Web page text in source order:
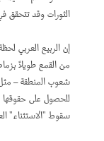
الثورات وقد تتحقق
إن الربيع العربي
من القمع طويلاً
شعوب المنطقة –
للحصول على
سقوط "الاستثناء"